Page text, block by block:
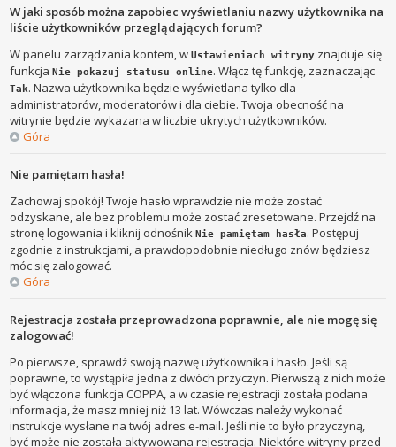
W jaki sposób można zapobiec wyświetlaniu nazwy użytkownika na
liście użytkowników przeglądających forum?
W panelu zarządzania kontem, wUstawieniach witryny znajduje się
funkcjaNie pokazuj statusu online. Włącz tę funkcję, zaznaczając
Tak. Nazwa użytkownika będzie wyświetlana tylko dla
administratorów, moderatorów i dla ciebie. Twoja obecność na
witrynie będzie wykazana w liczbie ukrytych użytkowników.
Góra
Nie pamiętam hasła!
Zachowaj spokój! Twoje hasło wprawdzie nie może zostać
odzyskane, ale bez problemu może zostać zresetowane. Przejdź na
stronę logowania i kliknij odnośnikNie pamiętam hasła. Postępuj
zgodnie z instrukcjami, a prawdopodobnie niedługo znów będziesz
móc się zalogować.
Góra
Rejestracja została przeprowadzona poprawnie, ale nie mogę się
zalogować!
Po pierwsze, sprawdź swoją nazwę użytkownika i hasło. Jeśli są
poprawne, to wystąpiła jedna z dwóch przyczyn. Pierwszą z nich może
być włączona funkcja COPPA, a w czasie rejestracji została podana
informacja, że masz mniej niż 13 lat. Wówczas należy wykonać
instrukcje wysłane na twój adres e-mail. Jeśli nie to było przyczyną,
być może nie została aktywowana rejestracja. Niektóre witryny przed